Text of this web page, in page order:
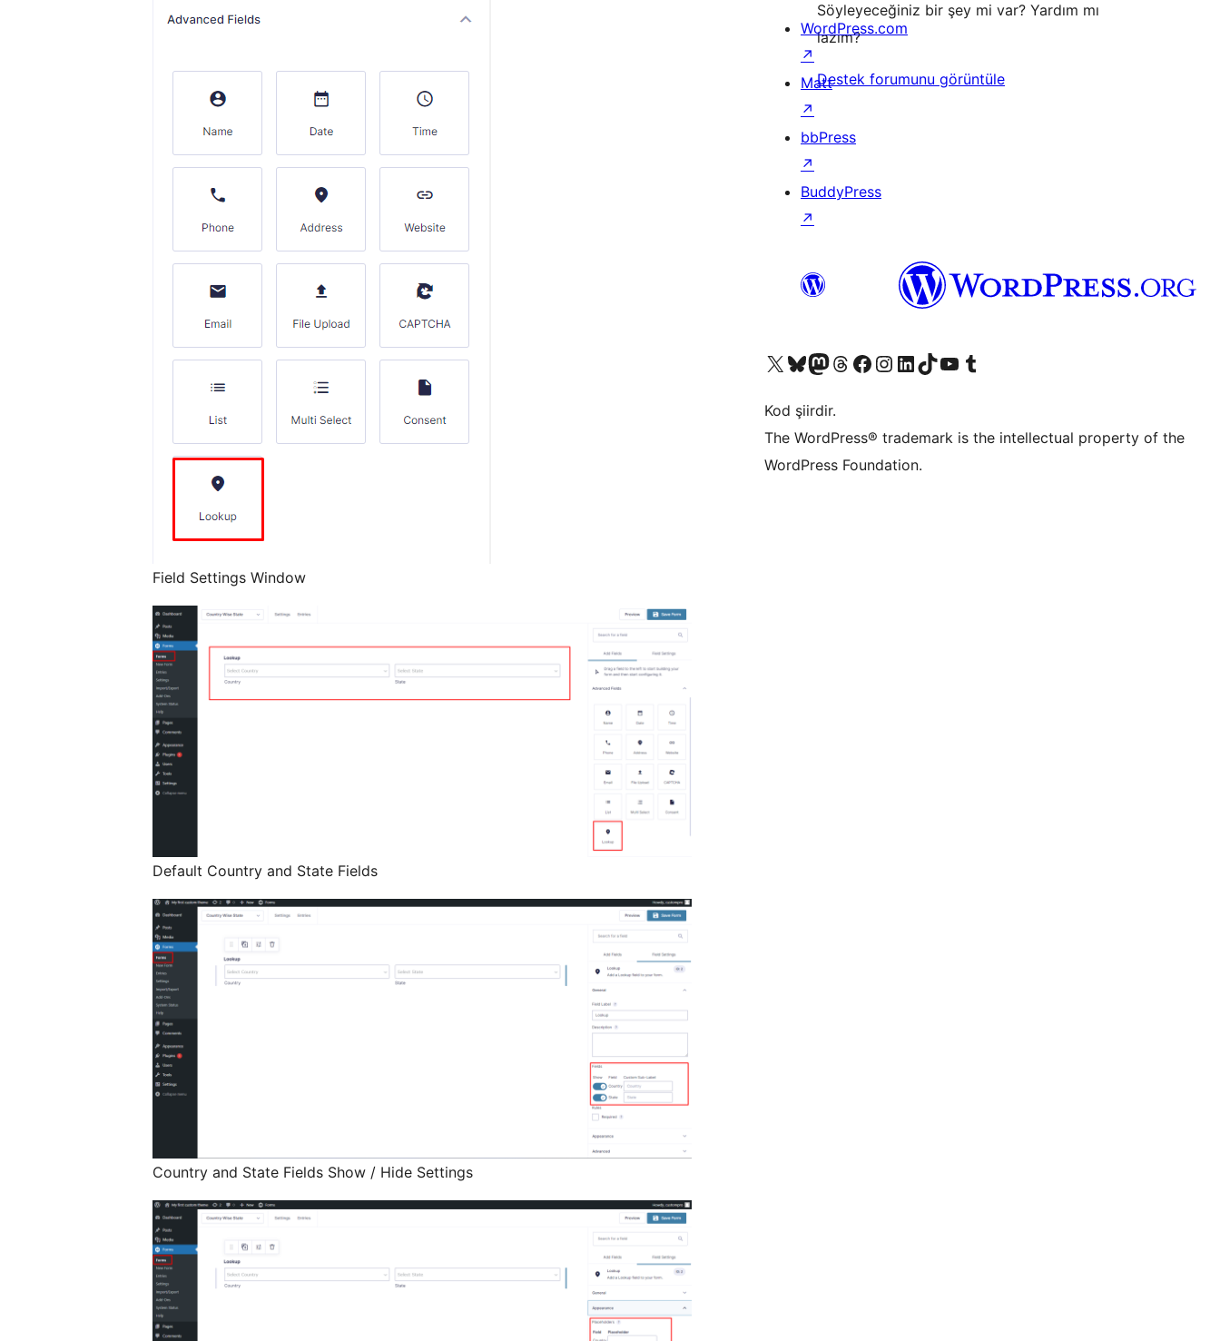
Field Settings Window
Default Country and State Fields
Country and State Fields Show / Hide Settings
Söyleyeceğiniz bir şey mi var? Yardım mı
lazım?
Destek forumunu görüntüle
WordPress.com
↗
Matt
↗
bbPress
↗
BuddyPress
↗
X (eski Twitter) hesabımıza bakın
Bluesky hesabımızı ziyaret edinMastodon hesabımızı ziyaret edinThreads hesabımızı ziyaret edinFacebook sayfamızı ziyaret edinInstagram hesabımızı ziyaret edinLinkedIn hesabımızı ziyaret edinTikTok hesabımızı ziyaret edinYouTube kanalımızı ziyaret edinTumblr hesabımızı ziyaret edin
Kod şiirdir.
The WordPress® trademark is the intellectual property of the
WordPress Foundation.